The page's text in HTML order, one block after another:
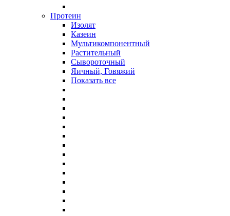
Протеин
Изолят
Казеин
Мультикомпонентный
Растительный
Сывороточный
Яичный, Говяжий
Показать все